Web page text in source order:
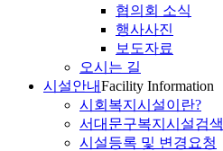
협의회 소식
행사사진
보도자료
오시는 길
시설안내Facility Information
시회복지시설이란?
서대문구복지시설검색
시설등록 및 변경요청